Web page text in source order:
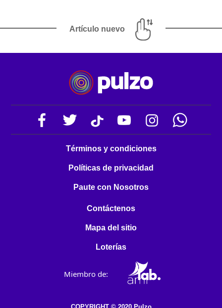
Artículo nuevo
Términos y condiciones
Políticas de privacidad
Paute con Nosotros
Contáctenos
Mapa del sitio
Loterías
Miembro de: